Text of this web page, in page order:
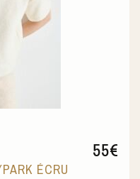
55€
ÉCRU